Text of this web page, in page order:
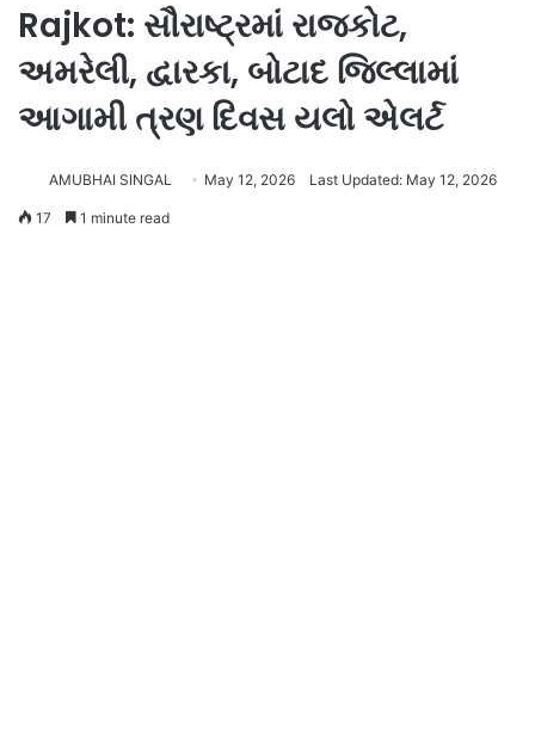
Rajkot: સૌરાષ્ટ્રમાં રાજકોટ,
અમરેલી, દ્વારકા, બોટાદ જિલ્લામાં
આગામી ત્રણ દિવસ યલો એલર્ટ
AMUBHAI SINGAL May 12, 2026 Last Updated: May 12, 2026
17 1 minute read